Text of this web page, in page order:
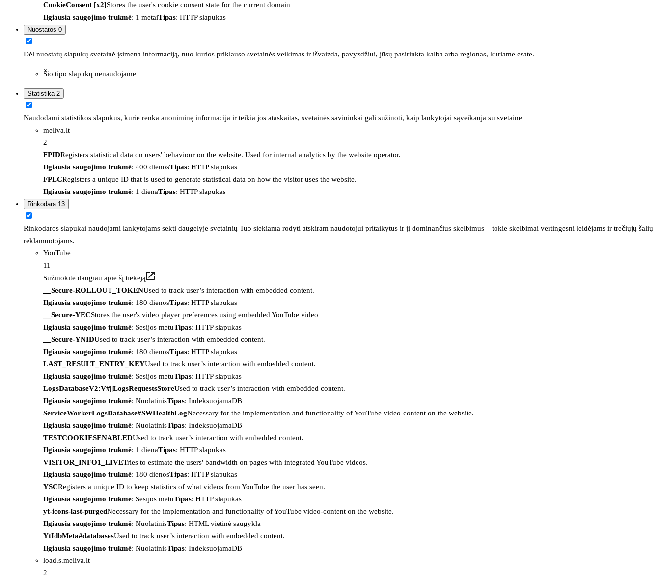
CookieConsent [x2]Stores the user's cookie consent state for the current domain
Ilgiausia saugojimo trukmė: 1 metaiTipas: HTTP slapukas
Nuostatos 0
Dėl nuostatų slapukų svetainė įsimena informaciją, nuo kurios priklauso svetainės veikimas ir išvaizda, pavyzdžiui, jūsų pasirinkta kalba arba regionas, kuriame esate.
Šio tipo slapukų nenaudojame
Statistika 2
Naudodami statistikos slapukus, kurie renka anoniminę informacija ir teikia jos ataskaitas, svetainės savininkai gali sužinoti, kaip lankytojai sąveikauja su svetaine.
meliva.lt
2
FPIDRegisters statistical data on users' behaviour on the website. Used for internal analytics by the website operator.
Ilgiausia saugojimo trukmė: 400 dienosTipas: HTTP slapukas
FPLCRegisters a unique ID that is used to generate statistical data on how the visitor uses the website.
Ilgiausia saugojimo trukmė: 1 dienaTipas: HTTP slapukas
Rinkodara 13
Rinkodaros slapukai naudojami lankytojams sekti daugelyje svetainių Tuo siekiama rodyti atskiram naudotojui pritaikytus ir jį dominančius skelbimus – tokie skelbimai vertingesni leidėjams ir trečiųjų šalių
reklamuotojams.
YouTube
11
Sužinokite daugiau apie šį tiekėją
__Secure-ROLLOUT_TOKENUsed to track user’s interaction with embedded content.
Ilgiausia saugojimo trukmė: 180 dienosTipas: HTTP slapukas
__Secure-YECStores the user's video player preferences using embedded YouTube video
Ilgiausia saugojimo trukmė: Sesijos metuTipas: HTTP slapukas
__Secure-YNIDUsed to track user’s interaction with embedded content.
Ilgiausia saugojimo trukmė: 180 dienosTipas: HTTP slapukas
LAST_RESULT_ENTRY_KEYUsed to track user’s interaction with embedded content.
Ilgiausia saugojimo trukmė: Sesijos metuTipas: HTTP slapukas
LogsDatabaseV2:V#||LogsRequestsStoreUsed to track user’s interaction with embedded content.
Ilgiausia saugojimo trukmė: NuolatinisTipas: IndeksuojamaDB
ServiceWorkerLogsDatabase#SWHealthLogNecessary for the implementation and functionality of YouTube video-content on the website.
Ilgiausia saugojimo trukmė: NuolatinisTipas: IndeksuojamaDB
TESTCOOKIESENABLEDUsed to track user’s interaction with embedded content.
Ilgiausia saugojimo trukmė: 1 dienaTipas: HTTP slapukas
VISITOR_INFO1_LIVETries to estimate the users' bandwidth on pages with integrated YouTube videos.
Ilgiausia saugojimo trukmė: 180 dienosTipas: HTTP slapukas
YSCRegisters a unique ID to keep statistics of what videos from YouTube the user has seen.
Ilgiausia saugojimo trukmė: Sesijos metuTipas: HTTP slapukas
yt-icons-last-purgedNecessary for the implementation and functionality of YouTube video-content on the website.
Ilgiausia saugojimo trukmė: NuolatinisTipas: HTML vietinė saugykla
YtIdbMeta#databasesUsed to track user’s interaction with embedded content.
Ilgiausia saugojimo trukmė: NuolatinisTipas: IndeksuojamaDB
load.s.meliva.lt
2